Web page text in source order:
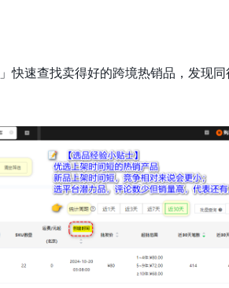
」快速查找卖得好的跨境热销品，发现